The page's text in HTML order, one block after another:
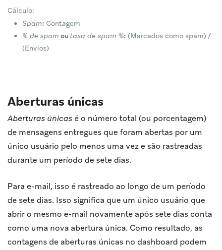
Cálculo:
Spam: Contagem
% de spam ou taxa de spam %: (Marcados como spam) /
(Envios)
Aberturas únicas
Aberturas únicasé o número total (ou porcentagem)
de mensagens entregues que foram abertas por um
único usuário pelo menos uma vez e são rastreadas
durante um período de sete dias.
Para e-mail, isso é rastreado ao longo de um período
de sete dias. Isso significa que um único usuário que
abrir o mesmo e-mail novamente após sete dias conta
como uma nova abertura única. Como resultado, as
contagens de aberturas únicas no dashboard podem